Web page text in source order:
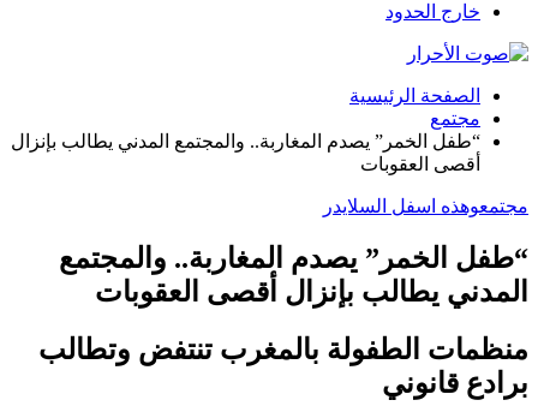
خارج الحدود
الصفحة الرئيسية
مجتمع
“طفل الخمر” يصدم المغاربة.. والمجتمع المدني يطالب بإنزال
أقصى العقوبات
مجتمعوهذه اسفل السلايدر
“طفل الخمر” يصدم المغاربة.. والمجتمع
المدني يطالب بإنزال أقصى العقوبات
منظمات الطفولة بالمغرب تنتفض وتطالب
برادع قانوني